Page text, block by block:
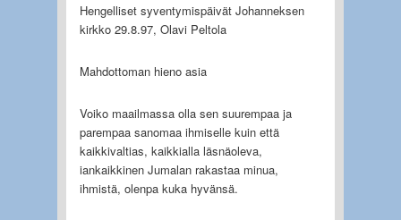
Hengelliset syventymispäivät Johanneksen
kirkko 29.8.97, Olavi Peltola
Mahdottoman hieno asia
Voiko maailmassa olla sen suurempaa ja
parempaa sanomaa ihmiselle kuin että
kaikkivaltias, kaikkialla läsnäoleva,
iankaikkinen Jumalan rakastaa minua,
ihmistä, olenpa kuka hyvänsä.